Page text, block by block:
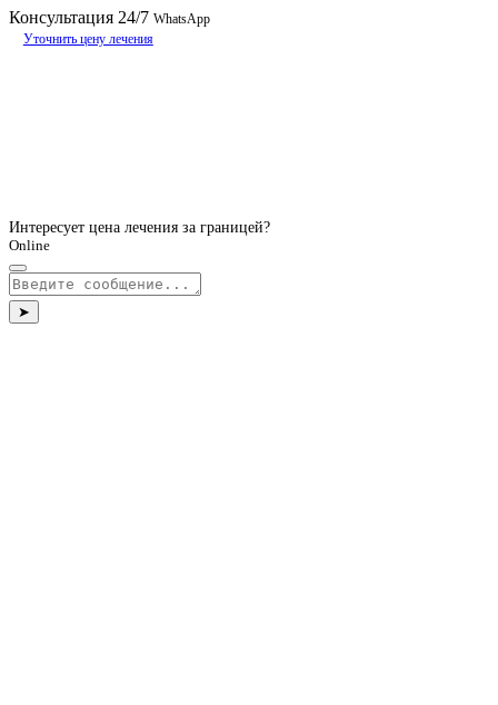
Консультация 24/7 WhatsApp
Уточнить цену лечения
Интересует цена лечения за границей?
Online
➤